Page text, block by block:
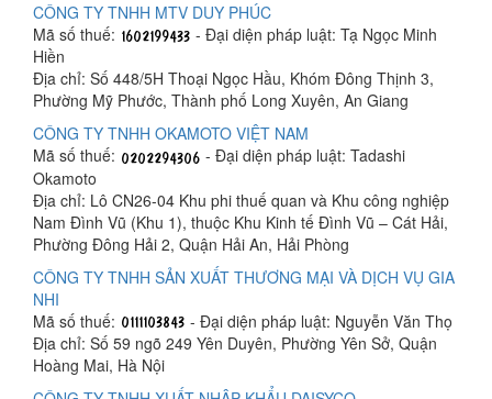
CÔNG TY TNHH MTV DUY PHÚC
Mã số thuế:
- Đại diện pháp luật: Tạ Ngọc Minh
Hiền
Địa chỉ: Số 448/5H Thoại Ngọc Hầu, Khóm Đông Thịnh 3,
Phường Mỹ Phước, Thành phố Long Xuyên, An Giang
CÔNG TY TNHH OKAMOTO VIỆT NAM
Mã số thuế:
- Đại diện pháp luật: Tadashi
Okamoto
Địa chỉ: Lô CN26-04 Khu phi thuế quan và Khu công nghiệp
Nam Đình Vũ (Khu 1), thuộc Khu Kinh tế Đình Vũ – Cát Hải,
Phường Đông Hải 2, Quận Hải An, Hải Phòng
CÔNG TY TNHH SẢN XUẤT THƯƠNG MẠI VÀ DỊCH VỤ GIA
NHI
Mã số thuế:
- Đại diện pháp luật: Nguyễn Văn Thọ
Địa chỉ: Số 59 ngõ 249 Yên Duyên, Phường Yên Sở, Quận
Hoàng Mai, Hà Nội